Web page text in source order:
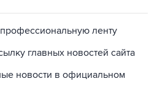
ленту
главных новостей сайта
новости в официальном